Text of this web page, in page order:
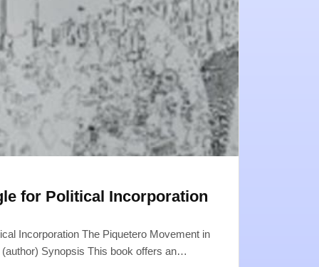
for Political Incorporation
Incorporation The Piquetero Movement in
Synopsis This book offers an…